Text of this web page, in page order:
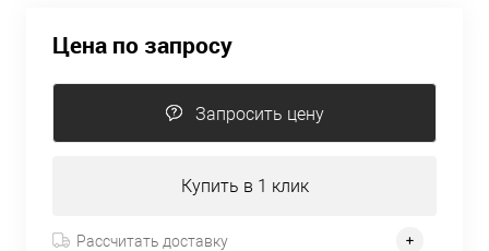
Цена по запросу
Запросить цену
Купить в 1 клик
Рассчитать доставку